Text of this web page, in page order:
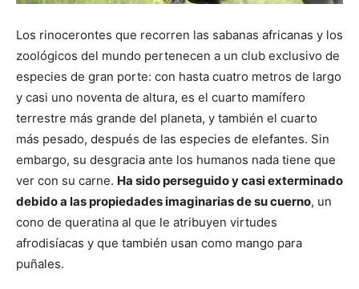
Los rinocerontes que recorren las sabanas africanas y los
zoológicos del mundo pertenecen a un club exclusivo de
especies de gran porte: con hasta cuatro metros de largo
y casi uno noventa de altura, es el cuarto mamífero
terrestre más grande del planeta, y también el cuarto
más pesado, después de las especies de elefantes. Sin
embargo, su desgracia ante los humanos nada tiene que
ver con su carne. Ha sido perseguido y casi exterminado
debido a las propiedades imaginarias de su cuerno, un
cono de queratina al que le atribuyen virtudes
afrodisíacas y que también usan como mango para
puñales.